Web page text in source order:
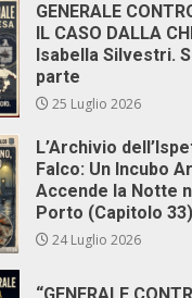
GENERALE
IL CASO DALLA
Isabella Silvestri.
parte
25 Luglio 2026
L’Archivio
Falco: Un Incubo
Accende la Notte
Porto (Capitolo 33)
24 Luglio 2026